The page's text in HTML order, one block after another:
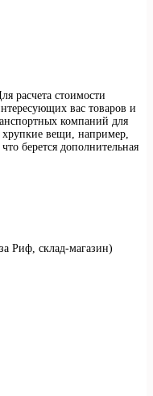
расчета стоимости
вас товаров и
компаний для
хрупкие вещи, например,
берется дополнительная
Риф, склад-магазин)